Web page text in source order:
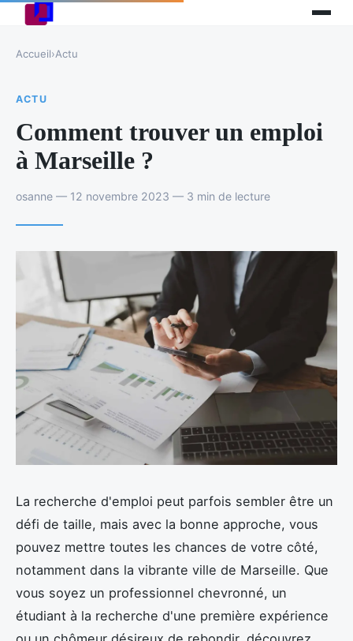
Accueil›Actu
ACTU
Comment trouver un emploi
à Marseille ?
osanne — 12 novembre 2023 — 3 min de lecture
La recherche d'emploi peut parfois sembler être un
défi de taille, mais avec la bonne approche, vous
pouvez mettre toutes les chances de votre côté,
notamment dans la vibrante ville de Marseille. Que
vous soyez un professionnel chevronné, un
étudiant à la recherche d'une première expérience